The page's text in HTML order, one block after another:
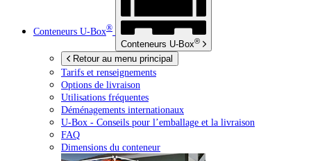
Conteneurs U-Box®
Conteneurs U-Box®
Retour au menu principal
Tarifs et renseignements
Options de livraison
Utilisations fréquentes
Déménagements internationaux
U-Box - Conseils pour l’emballage et la livraison
FAQ
Dimensions du conteneur